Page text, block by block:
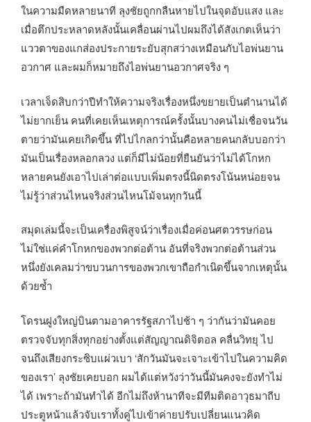
ในความมืดหลายนาที ลุงชัยถูกกลืนหายไปในจุดอับแสง และ
เมื่อตึกประหลาดหลังนั้นเคลื่อนผ่านไปผมถึงได้สังเกตเห็นว่า
แววตาของแกส่องประกายระยับสุกสว่างเหมือนกับไอพ่นยาน
อวกาศ และผมก็หมายถึงไอพ่นยานอวกาศจริง ๆ
เวลาเจ็ดสิบกว่าปีทำให้ความจริงเรื่องหนึ่งขยายเป็นตำนานได้
ไม่ยากเย็น คนที่เคยเห็นเหตุการณ์ครั้งนั้นบางคนไม่เชื่อจนวัน
ตายว่ามันเคยเกิดขึ้น ที่ไปไกลกว่านั้นคือหลายคนกลับบอกว่า
มันเป็นเรื่องหลอกลวง แต่ก็มีไม่น้อยที่ยืนยันว่าไม่ได้โกหก
หลายคนยังเอาไปเล่าต่อแบบเพิ่มตรงนี้นิดตรงโน้นหน่อยจน
ไม่รู้ว่าส่วนไหนจริงส่วนไหนโม้จนทุกวันนี้
สมุดเล่มนี้จะเป็นเครื่องพิสูจน์ว่าเรื่องเมื่อค่อนศตวรรษก่อน
ไม่ใช่แค่คำโกหกของพวกต่อต้าน อันที่จริงพวกต่อต้านส่วน
หนึ่งยังเคลมว่าขบวนการของพวกเขาถือกำเนิดขึ้นจากเหตุนั้น
ด้วยซ้ำ
โดรนฝูงใหญ่บินตามอาคารรัฐสภาไปช้า ๆ ว่ากันว่ามันคอย
ตรวจจับทุกสิ่งทุกอย่างตั้งแต่สัญญาณดิจิตอล คลื่นวิทยุ ไป
จนถึงเสียงกระซิบแผ่วเบา ‘สักวันมันจะเจาะเข้าไปในความคิด
ของเรา’ ลุงชัยเคยบอก ผมได้แต่หวังว่าวันนี้มันคงจะยังทำไม่
ได้ เพราะถ้ามันทำได้ อีกไม่ถึงห้านาทีจะมีทีมติดอาวุธมาถีบ
ประตูหน้าแล้วจับเราทั้งคู่ไปเข้าค่ายปรับเปลี่ยนแนวคิด